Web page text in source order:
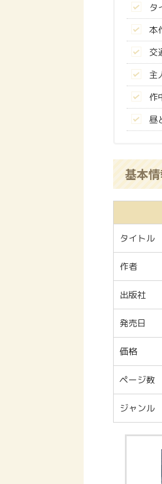
タ
本
交
主
作
昼
基本
タイトル
作者
出版社
発売日
価格
ページ数
ジャンル